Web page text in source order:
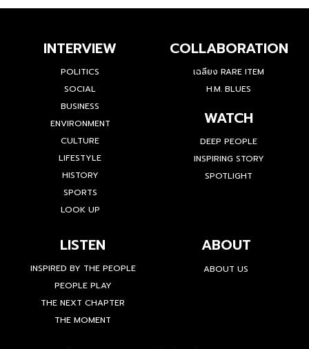
INTERVIEW
POLITICS
SOCIAL
BUSINESS
ENVIRONMENT
CULTURE
LIFESTYLE
HISTORY
SPORTS
LOOK UP
COLLABORATION
เฉลียง RARE ITEM
H.M. BLUES
WATCH
DEEP PEOPLE
INSPIRING STORY
SPOTLIGHT
LISTEN
INSPIRED BY THE PEOPLE
PEOPLE PLAY
THE NEXT CHAPTER
THE MOMENT
ABOUT
ABOUT US